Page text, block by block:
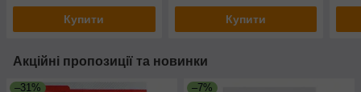
Купити Купити
Акційні пропозиції та новинки
–31% –7%